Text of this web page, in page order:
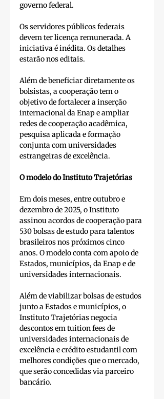
governo federal.
Os servidores públicos federais
devem ter licença remunerada. A
iniciativa é inédita. Os detalhes
estarão nos editais.
Além de beneficiar diretamente os
bolsistas, a cooperação tem o
objetivo de fortalecer a inserção
internacional da Enap e ampliar
redes de cooperação acadêmica,
pesquisa aplicada e formação
conjunta com universidades
estrangeiras de excelência.
O modelo do Instituto Trajetórias
Em dois meses, entre outubro e
dezembro de 2025, o Instituto
assinou acordos de cooperação para
530 bolsas de estudo para talentos
brasileiros nos próximos cinco
anos. O modelo conta com apoio de
Estados, municípios, da Enap e de
universidades internacionais.
Além de viabilizar bolsas de estudos
junto a Estados e municípios, o
Instituto Trajetórias negocia
descontos em tuition fees de
universidades internacionais de
excelência e crédito estudantil com
melhores condições que o mercado,
que serão concedidas via parceiro
bancário.